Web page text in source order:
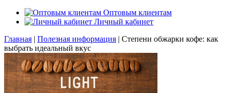
Оптовым клиентам
Личный кабинет
Главная | Полезная информация | Степени обжарки кофе: как
выбрать идеальный вкус